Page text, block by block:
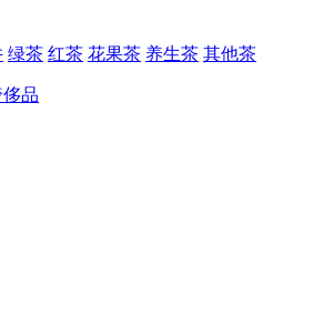
绿茶 红茶 花果茶 养生茶 其他茶
品